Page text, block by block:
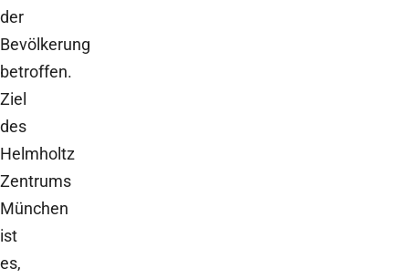
der
Bevölkerung
betroffen.
Ziel
des
Helmholtz
Zentrums
München
ist
es,